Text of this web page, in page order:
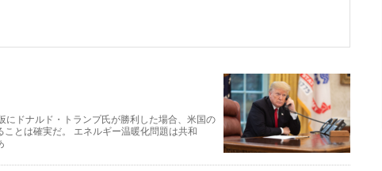
ドナルド・トランプ氏が勝利した場合、米国の
とは確実だ。 エネルギー温暖化問題は共和